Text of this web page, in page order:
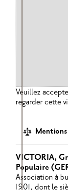
Veuillez
regarder cette
VICTORIA,
Populaire
Association à
1901, dont le